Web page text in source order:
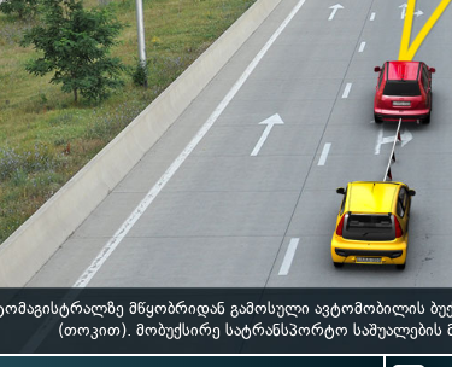
მწყობრიდან გამოსული ავტომობილის
(თოკით). მობუქსირე სატრანსპორტო